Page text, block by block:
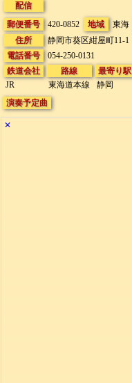
配信
郵便番号
420-0852 地域 東海
住所
静岡市葵区紺屋町11-1
電話番号
054-250-0131
鉄道会社
JR
路線
東海道本線
最寄り駅
静岡
演奏予定曲
✕